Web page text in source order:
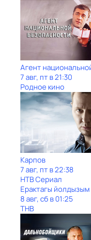
Агент
7 авг, пт в 21:30
Родное кино
Карпов
7 авг, пт в 22:38
НТВ Сериал
Ерактагы йолдызым
8 авг, сб в 01:25
ТНВ